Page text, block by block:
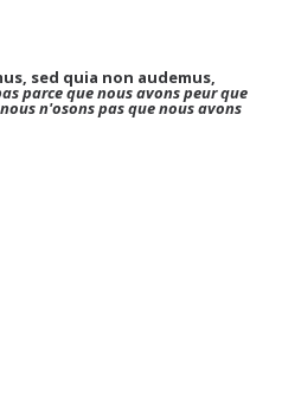
sed quia non audemus,
parce que nous avons peur que
n'osons pas que nous avons